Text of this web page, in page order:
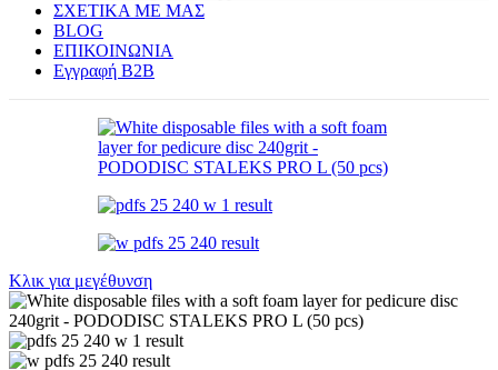
ΣΧΕΤΙΚΑ ΜΕ ΜΑΣ
BLOG
ΕΠΙΚΟΙΝΩΝΙΑ
Εγγραφή Β2Β
Κλικ για μεγέθυνση